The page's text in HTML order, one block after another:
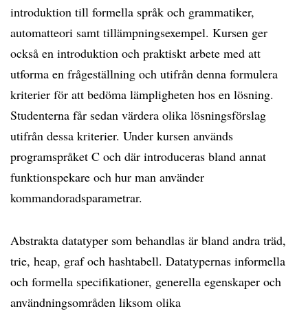
introduktion till formella språk och grammatiker,
automatteori samt tillämpningsexempel. Kursen ger
också en introduktion och praktiskt arbete med att
utforma en frågeställning och utifrån denna formulera
kriterier för att bedöma lämpligheten hos en lösning.
Studenterna får sedan värdera olika lösningsförslag
utifrån dessa kriterier. Under kursen används
programspråket C och där introduceras bland annat
funktionspekare och hur man använder
kommandoradsparametrar.
Abstrakta datatyper som behandlas är bland andra träd,
trie, heap, graf och hashtabell. Datatypernas informella
och formella specifikationer, generella egenskaper och
användningsområden liksom olika